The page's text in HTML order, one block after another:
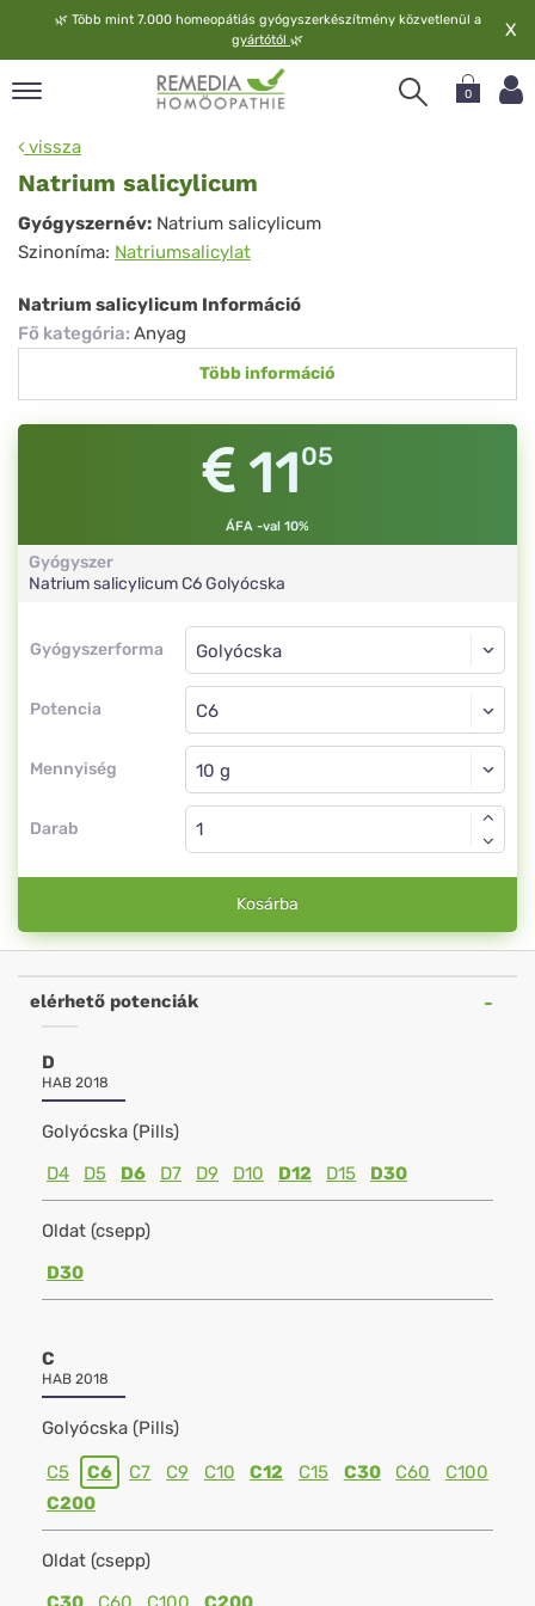
🌿 Több mint 7.000 homeopátiás gyógyszerkészítmény közvetlenül a
gyártótól 🌿 X
0
vissza
Natrium salicylicum
Natrium
salicylicum
Gyógyszernév: Natrium salicylicum
Szinoníma: Natriumsalicylat
Natrium salicylicum Információ
Fő kategória: Anyag
Több információ
1105
ÁFA -val 10%
Gyógyszer
Natrium salicylicumC6Golyócska
Gyógyszerforma
Gyógyszerforma
Potencia
Golyócska
C6
Mennyiség
Golyócska
Darab
Kosárba
elérhető potenciák
D
HAB 2018
Golyócska (Pills)
D4
D5 D6 D7 D9 D10 D12 D15 D30
Oldat (csepp)
D30
C
HAB 2018
Golyócska (Pills)
C5 C6 C7 C9 C10 C12 C15 C30 C60
C100
C200
Oldat (csepp)